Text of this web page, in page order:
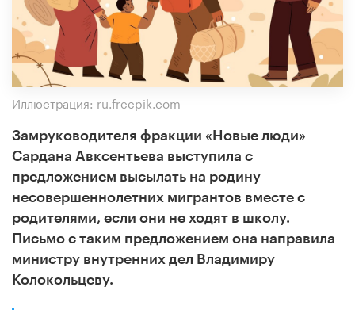
Иллюстрация: ru.freepik.com
Замруководителя фракции «Новые люди»
Сардана Авксентьева выступила с
предложением высылать на родину
несовершеннолетних мигрантов вместе с
родителями, если они не ходят в школу.
Письмо с таким предложением она направила
министру внутренних дел Владимиру
Колокольцеву.